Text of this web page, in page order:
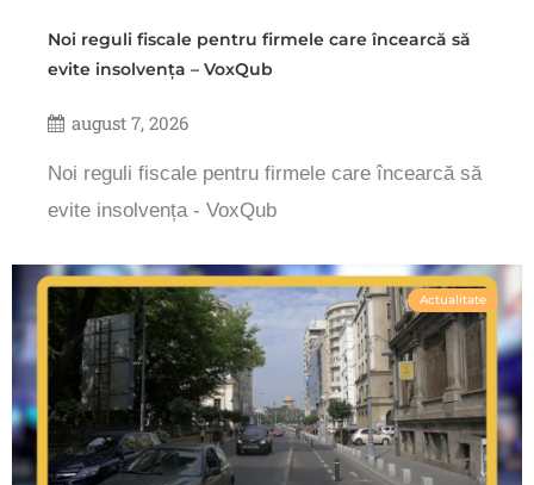
Noi reguli fiscale pentru firmele care încearcă să
evite insolvența – VoxQub
august 7, 2026
Noi reguli fiscale pentru firmele care încearcă să
evite insolvența - VoxQub
Actualitate